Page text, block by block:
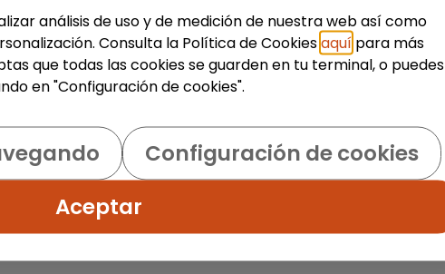
análisis de uso y de medición de nuestra web así como
Consulta la Política de Cookiesaquí para más
que todas las cookies se guarden en tu terminal, o puedes
en "Configuración de cookies".
Configuración de cookies
Aceptar